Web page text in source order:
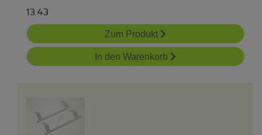
13.43
Zum Produkt
In den Warenkorb